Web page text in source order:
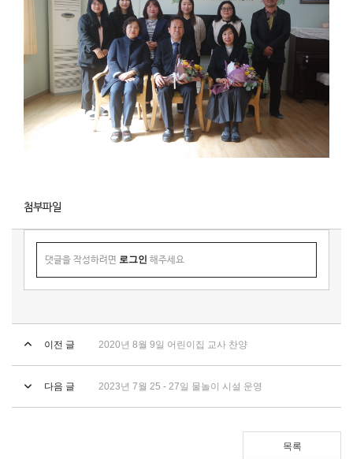
첨부파일
댓글을 작성하려면 로그인 해주세요
이전 글 2020년 8월 9일 어린이집 교사 찬양
다음 글 2023년 7월 25 - 27일 물놀이 시설 운영
목록